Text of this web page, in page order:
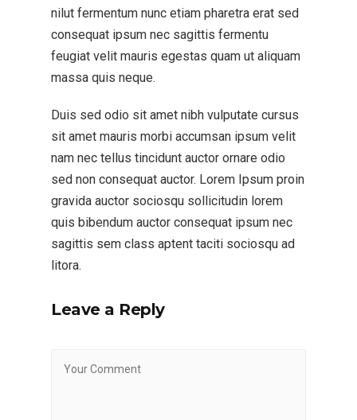
nilut fermentum nunc etiam pharetra erat sed
consequat ipsum nec sagittis fermentu
feugiat velit mauris egestas quam ut aliquam
massa quis neque.
Duis sed odio sit amet nibh vulputate cursus
sit amet mauris morbi accumsan ipsum velit
nam nec tellus tincidunt auctor ornare odio
sed non consequat auctor. Lorem Ipsum proin
gravida auctor sociosqu sollicitudin lorem
quis bibendum auctor consequat ipsum nec
sagittis sem class aptent taciti sociosqu ad
litora.
Leave a Reply